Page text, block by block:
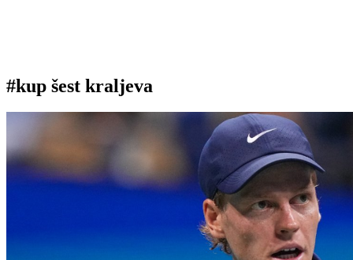
#kup šest kraljeva